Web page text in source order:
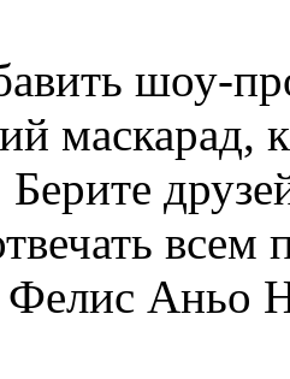
шоу-
маскарад,
Аньо